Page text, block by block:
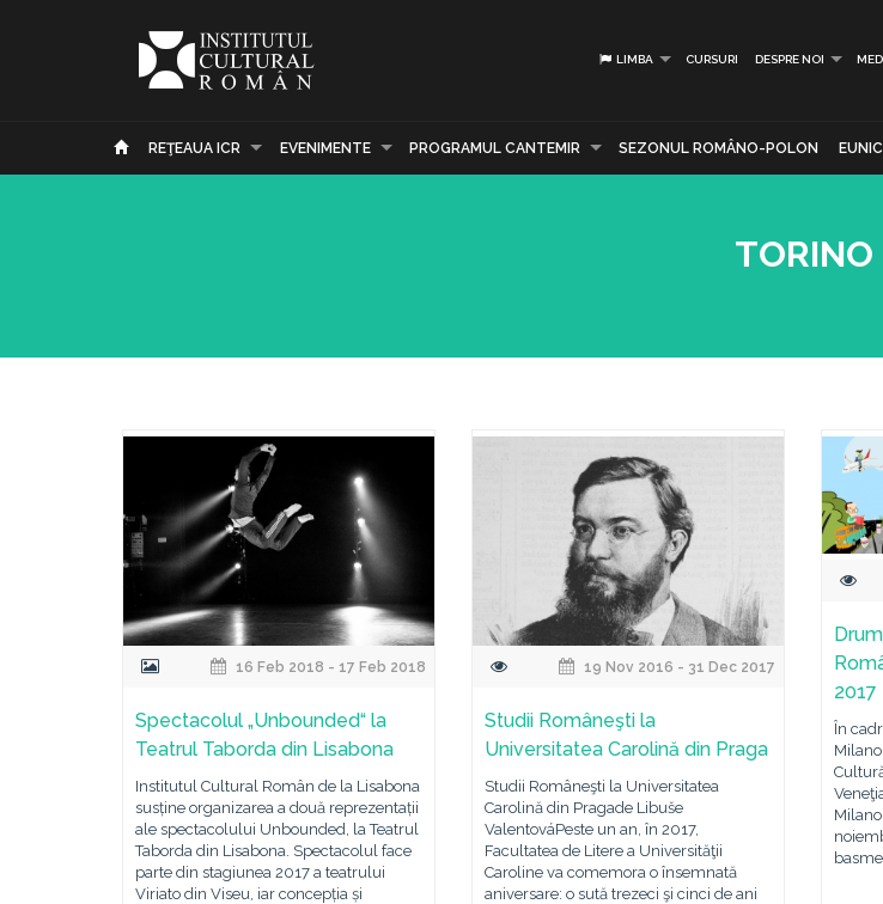
LIMBA CURSURI DESPRE NOI
REŢEAUA ICR EVENIMENTE PROGRAMUL CANTEMIR SEZONUL ROMÂNO-POLON EUNIC
TORINO
16 Feb 2018 - 17 Feb 2018
Spectacolul „Unbounded“ la
Teatrul Taborda din Lisabona
Institutul Cultural Român de la Lisabona
susține organizarea a două reprezentații
ale spectacolului Unbounded, la Teatrul
Taborda din Lisabona. Spectacolul face
parte din stagiunea 2017 a teatrului
Viriato din Viseu, iar concepția și
19 Nov 2016 - 31 Dec 2017
Studii Româneşti la
Universitatea Carolină din Praga
Studii Româneşti la Universitatea
Carolină din Pragade Libuše
ValentováPeste un an, în 2017,
Facultatea de Litere a Universităţii
Caroline va comemora o însemnată
aniversare: o sută trezeci şi cinci de ani
2017
În